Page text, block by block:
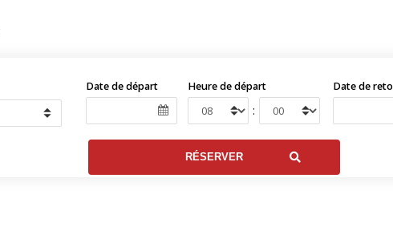
Date de départ Heure de départ
:
Date de